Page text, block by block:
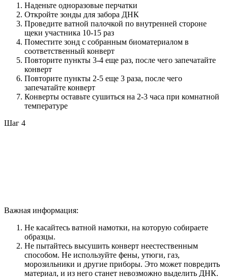
Наденьте одноразовые перчатки
Откройте зонды для забора ДНК
Проведите ватной палочкой по внутренней стороне
щеки участника 10-15 раз
Поместите зонд с собранным биоматериалом в
соответственный конверт
Повторите пункты 3-4 еще раз, после чего запечатайте
конверт
Повторите пункты 2-5 еще 3 раза, после чего
запечатайте конверт
Конверты оставьте сушиться на 2-3 часа при комнатной
температуре
Шаг 4
Важная информация:
Не касайтесь ватной намотки, на которую собираете
образцы.
Не пытайтесь высушить конверт неестественным
способом. Не используйте фены, утюги, газ,
морозильники и другие приборы. Это может повредить
материал, и из него станет невозможно выделить ДНК.